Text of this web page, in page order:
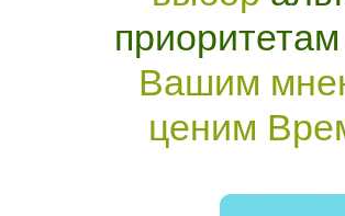
приоритетам
Вашим
ценим